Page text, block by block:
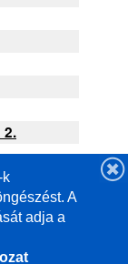
2.
való
depending
k
A
adja a